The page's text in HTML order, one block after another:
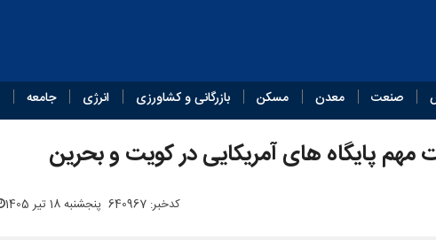
صنعت معدن مسکن بازرگانی و کشاورزی انرژی جامعه
پایگاه های آمریکایی در کویت و بحرین
کدخبر: 640967 پنجشنبه 18 تیر 1405